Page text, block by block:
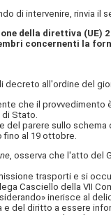
di intervenire, rinvia il
della direttiva
concernenti la
decreto all'ordine del
che il
Stato.
parere sullo schema
al 19 ottobre.
, osserva che l'atto del
trasporti e si
Casciello della VII
inerisce al
e del diritto a essere